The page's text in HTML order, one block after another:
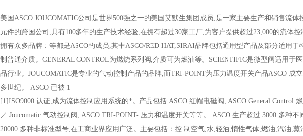
美国ASCO JOUCOMATIC公司是世界500强之一的美国艾默生集团成员,是一家主要生产和销售流体
元件的跨国公司,具有100多年的生产技术经验,在拥有超过30家工厂,为客户提供超过23,000的流体控
拥有众多品牌：等都是ASCO的成员,其中ASCO/RED HAT,SIRAI品牌包括通用型产品及部分适用于
制普通介质。GENERAL CONTROL为燃烧系列阀,介质可为燃油等。SCIENTIFIC是微型阀适用于
品行业。JOUCOMATIC是专业的气动控制产品的品牌,而TRI-POINT为压力温度开关产品ASCO 成
多世纪。 ASCO 已被 1
[1]ISO9000 认证,成为流体控制应用系统的*。产品包括 ASCO 红帽电磁阀, ASCO General Control
／ Joucomatic 气动控制阀, ASCO TRI-POINT- 压力和温度开关等等。 ASCO 生产超过 3000 多种不
20000 多种非标准型号,在工商业界应用广泛。主要包括：控 制空气,水,轻油,惰性气体,燃油,汽油,蒸